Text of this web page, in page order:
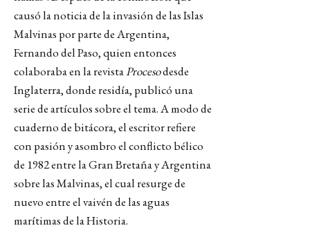
causó la noticia de la invasión de las Islas
Malvinas por parte de Argentina,
Fernando del Paso, quien entonces
colaboraba en la revistaProcesodesde
Inglaterra, donde residía, publicó una
serie de artículos sobre el tema. A modo de
cuaderno de bitácora, el escritor refiere
con pasión y asombro el conflicto bélico
de 1982 entre la Gran Bretaña y Argentina
sobre las Malvinas, el cual resurge de
nuevo entre el vaivén de las aguas
marítimas de la Historia.